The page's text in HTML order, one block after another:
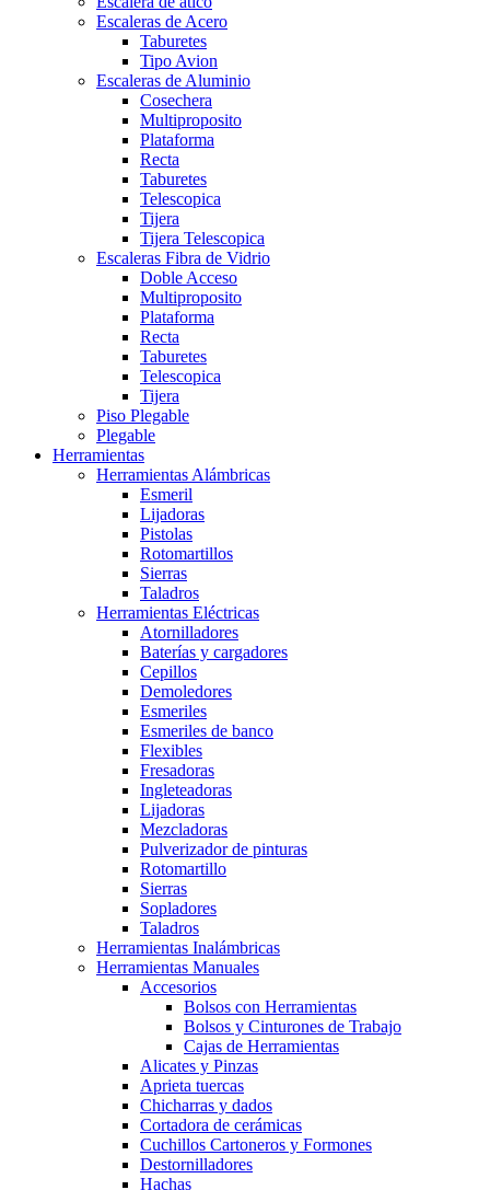
Escaleras de Acero
Taburetes
Tipo Avion
Escaleras de Aluminio
Cosechera
Multiproposito
Plataforma
Recta
Taburetes
Telescopica
Tijera
Tijera Telescopica
Escaleras Fibra de Vidrio
Doble Acceso
Multiproposito
Plataforma
Recta
Taburetes
Telescopica
Tijera
Piso Plegable
Plegable
Herramientas
Herramientas Alámbricas
Esmeril
Lijadoras
Pistolas
Rotomartillos
Sierras
Taladros
Herramientas Eléctricas
Atornilladores
Baterías y cargadores
Cepillos
Demoledores
Esmeriles
Esmeriles de banco
Flexibles
Fresadoras
Ingleteadoras
Lijadoras
Mezcladoras
Pulverizador de pinturas
Rotomartillo
Sierras
Sopladores
Taladros
Herramientas Inalámbricas
Herramientas Manuales
Accesorios
Bolsos con Herramientas
Bolsos y Cinturones de Trabajo
Cajas de Herramientas
Alicates y Pinzas
Aprieta tuercas
Chicharras y dados
Cortadora de cerámicas
Cuchillos Cartoneros y Formones
Destornilladores
Hachas